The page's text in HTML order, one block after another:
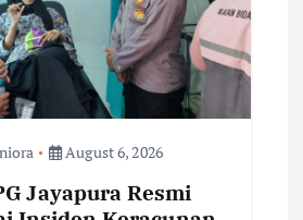
August 6, 2026
Jayapura Resmi